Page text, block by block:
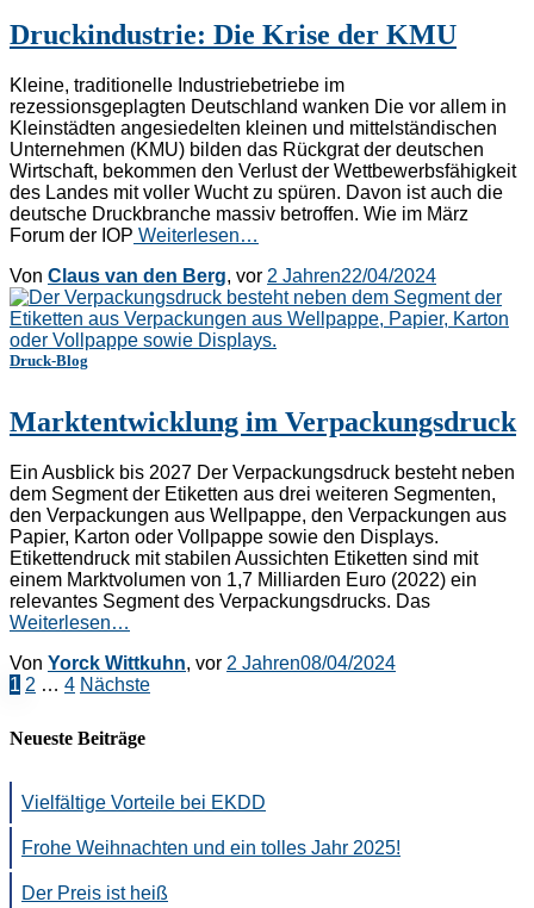
Druckindustrie: Die Krise der KMU
Kleine, traditionelle Industriebetriebe im
rezessionsgeplagten Deutschland wanken Die vor allem in
Kleinstädten angesiedelten kleinen und mittelständischen
Unternehmen (KMU) bilden das Rückgrat der deutschen
Wirtschaft, bekommen den Verlust der Wettbewerbsfähigkeit
des Landes mit voller Wucht zu spüren. Davon ist auch die
deutsche Druckbranche massiv betroffen. Wie im März
Forum der IOP Weiterlesen…
Von Claus van den Berg, vor 2 Jahren22/04/2024
Druck-Blog
Marktentwicklung im Verpackungsdruck
Ein Ausblick bis 2027 Der Verpackungsdruck besteht neben
dem Segment der Etiketten aus drei weiteren Segmenten,
den Verpackungen aus Wellpappe, den Verpackungen aus
Papier, Karton oder Vollpappe sowie den Displays.
Etikettendruck mit stabilen Aussichten Etiketten sind mit
einem Marktvolumen von 1,7 Milliarden Euro (2022) ein
relevantes Segment des Verpackungsdrucks. Das
Weiterlesen…
Von Yorck Wittkuhn, vor 2 Jahren08/04/2024
Beitragsnavigation
1 2 … 4 Nächste
Neueste Beiträge
Vielfältige Vorteile bei EKDD
Frohe Weihnachten und ein tolles Jahr 2025!
Der Preis ist heiß